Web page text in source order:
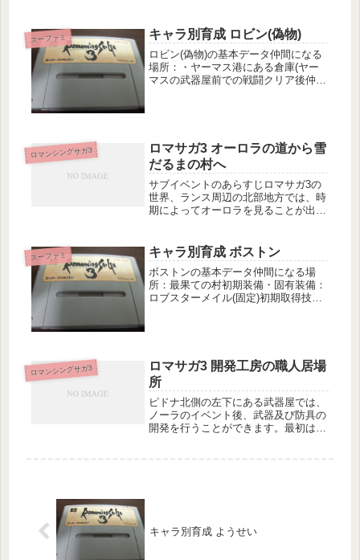
のうた...
スーファミ キャラ別育成 ロビン(偽物)
ロビン(偽物)の基本データ仲間になる
場所：・ヤーマス港にある倉庫(ヤー
マスの武器屋前での戦闘クリア後仲間
ロマンシングサガ3
ロマサガ3 オーロラの道から雪
だるまの村へ
サブイベントのあらすじロマサガ3の
世界、ランス周辺の北部地方では、時
期によってオーロラを見ることが出来
条件・時期・サブイベント攻略 氷湖
のモンスター討伐をクリア済み・主人
公...
スーファミ キャラ別育成 ボストン
ボストンの基本データ仲間になる場
所：最果ての村初期装備・固有装備：
ロブスターメイル(固定)初期取得技・
い...
ロマンシングサガ3
ロマサガ3 開発工房の職人居場
所
ピドナ北側の左下にある武器屋では、
ノーラのイベント後、武器及び防具の
開発を行うことができます。最初はケ
キャラ別育成 ようせい